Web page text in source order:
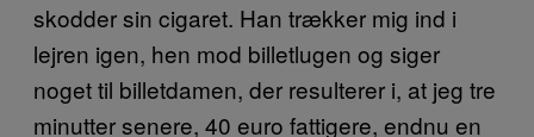
skodder sin cigaret. Han trækker mig ind i
lejren igen, hen mod billetlugen og siger
noget til billetdamen, der resulterer i, at jeg tre
minutter senere, 40 euro fattigere, endnu en